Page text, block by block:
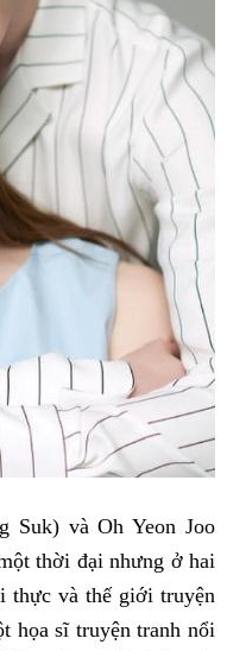
Suk) và Oh Yeon Joo
thời đại nhưng ở hai
thực và thế giới truyện
họa sĩ truyện tranh nổi